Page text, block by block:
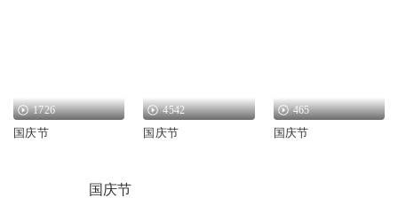
1726
国庆节
4542
国庆节
465
国庆节
国庆节